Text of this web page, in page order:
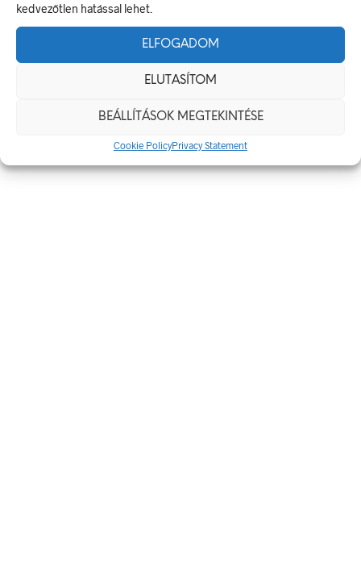
kedvezőtlen hatással lehet.
ELFOGADOM
ELUTASÍTOM
BEÁLLÍTÁSOK MEGTEKINTÉSE
Cookie PolicyPrivacy Statement
KAPCSOLÓDÓ TERMÉKEK